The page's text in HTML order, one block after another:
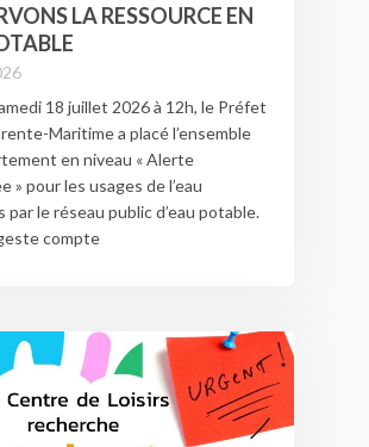
LA RESSOURCE EN
18 juillet 2026 à 12h, le Préfet
Maritime a placé l’ensemble
en niveau « Alerte
» pour les usages de l’eau
par le réseau public d’eau potable.
compte